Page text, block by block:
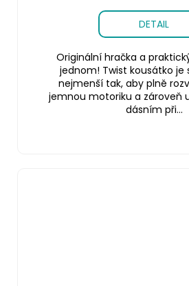
DETAIL
Originální hračka a
jednom! Twist kousátko je
nejmenší tak, aby plně
jemnou motoriku a zároveň
dásním při...